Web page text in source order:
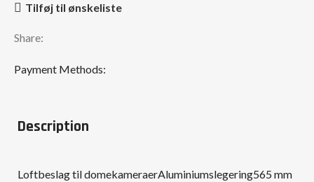
Tilføj til ønskeliste
Share:
Payment Methods:
Description
Loftbeslag til domekameraerAluminiumslegering565 mm